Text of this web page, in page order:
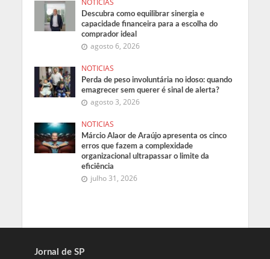
NOTICIAS
Descubra como equilibrar sinergia e
capacidade financeira para a escolha do
comprador ideal
agosto 6, 2026
NOTICIAS
Perda de peso involuntária no idoso: quando
emagrecer sem querer é sinal de alerta?
agosto 3, 2026
NOTICIAS
Márcio Alaor de Araújo apresenta os cinco
erros que fazem a complexidade
organizacional ultrapassar o limite da
eficiência
julho 31, 2026
Jornal de SP